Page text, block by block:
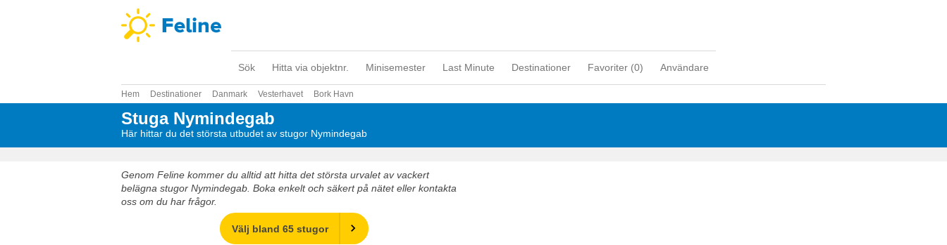
Sök Hitta via objektnr. Minisemester Last Minute Destinationer Favoriter (0) Användare
Hem Destinationer Danmark Vesterhavet Bork Havn
Stuga Nymindegab
Här hittar du det största utbudet av stugor Nymindegab
Genom Feline kommer du alltid att hitta det största urvalet av vackert
belägna stugor Nymindegab. Boka enkelt och säkert på nätet eller kontakta
oss om du har frågor.
Välj bland 65 stugor